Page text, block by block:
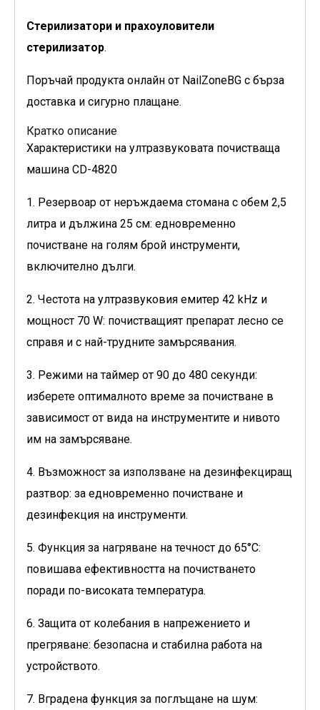
Стерилизатори и прахоуловители
стерилизатор.
Поръчай продукта онлайн от NailZoneBG с бърза
доставка и сигурно плащане.
Кратко описание
Характеристики на ултразвуковата почистваща
машина CD-4820
1. Резервоар от неръждаема стомана с обем 2,5
литра и дължина 25 см: едновременно
почистване на голям брой инструменти,
включително дълги.
2. Честота на ултразвуковия емитер 42 kHz и
мощност 70 W: почистващият препарат лесно се
справя и с най-трудните замърсявания.
3. Режими на таймер от 90 до 480 секунди:
изберете оптималното време за почистване в
зависимост от вида на инструментите и нивото
им на замърсяване.
4. Възможност за използване на дезинфекциращ
разтвор: за едновременно почистване и
дезинфекция на инструменти.
5. Функция за нагряване на течност до 65°C:
повишава ефективността на почистването
поради по-високата температура.
6. Защита от колебания в напрежението и
прегряване: безопасна и стабилна работа на
устройството.
7. Вградена функция за поглъщане на шум: